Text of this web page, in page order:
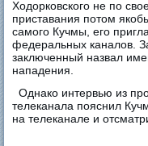
Ходорковского не по
приставания потом
самого Кучмы, его
федеральных каналов.
заключенный назвал
нападения.
Однако интервью из
телеканала пояснил
на телеканале и